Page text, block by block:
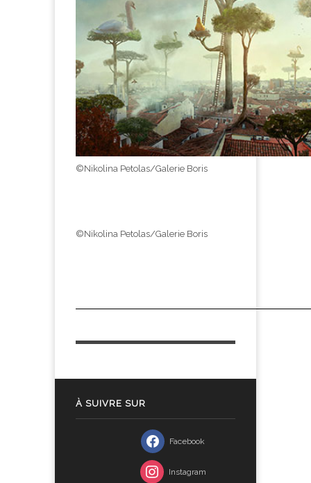
©Nikolina Petolas/Galerie Boris
©Nikolina Petolas/Galerie Boris
À SUIVRE SUR
Facebook
Instagram